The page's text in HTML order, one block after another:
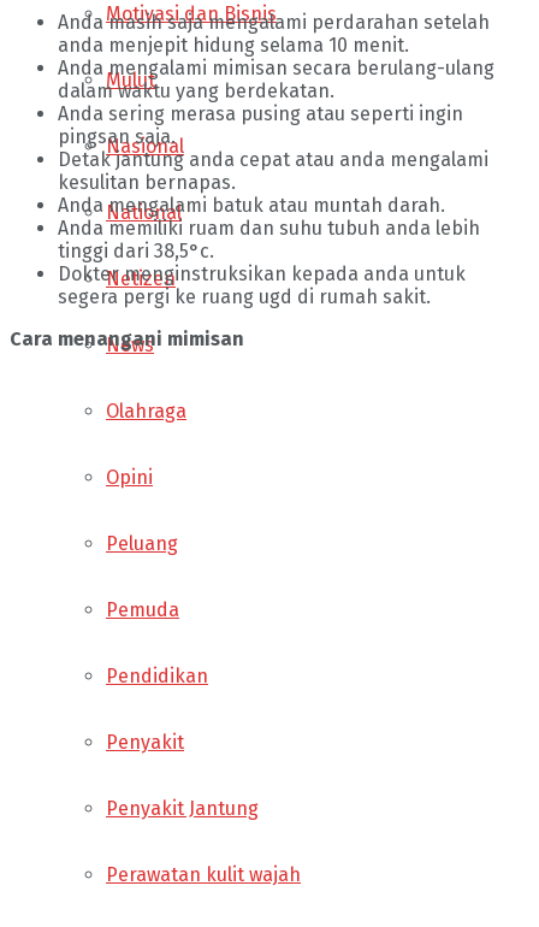
Motivasi dan Bisnis
Mulut
Nasional
National
Netizen
News
Olahraga
Opini
Peluang
Pemuda
Pendidikan
Penyakit
Penyakit Jantung
Perawatan kulit wajah
Anda masih saja mengalami perdarahan setelah
anda menjepit hidung selama 10 menit.
Anda mengalami mimisan secara berulang-ulang
dalam waktu yang berdekatan.
Anda sering merasa pusing atau seperti ingin
pingsan saja.
Detak jantung anda cepat atau anda mengalami
kesulitan bernapas.
Anda mengalami batuk atau muntah darah.
Anda memiliki ruam dan suhu tubuh anda lebih
tinggi dari 38,5°c.
Dokter menginstruksikan kepada anda untuk
segera pergi ke ruang ugd di rumah sakit.
Cara menangani mimisan